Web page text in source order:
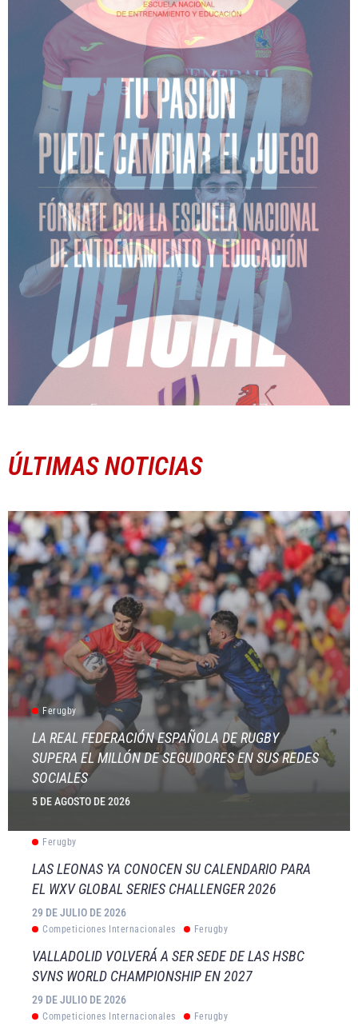
ÚLTIMAS NOTICIAS
Ferugby
LA REAL FEDERACIÓN ESPAÑOLA DE RUGBY
SUPERA EL MILLÓN DE SEGUIDORES EN SUS REDES
SOCIALES
5 DE AGOSTO DE 2026
Ferugby
LAS LEONAS YA CONOCEN SU CALENDARIO PARA
EL WXV GLOBAL SERIES CHALLENGER 2026
29 DE JULIO DE 2026
Competiciones Internacionales Ferugby
VALLADOLID VOLVERÁ A SER SEDE DE LAS HSBC
SVNS WORLD CHAMPIONSHIP EN 2027
29 DE JULIO DE 2026
Competiciones Internacionales Ferugby